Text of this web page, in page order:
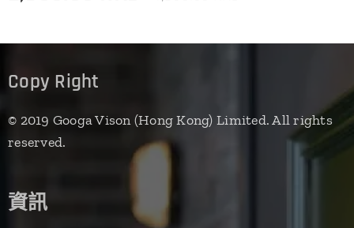
Copy Right
© 2019 Googa Vison (Hong Kong) Limited. All rights
reserved.
資訊